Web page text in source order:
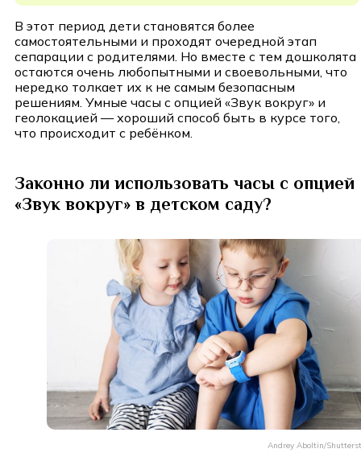
В этот период дети становятся более
самостоятельными и проходят очередной этап
сепарации с родителями. Но вместе с тем дошколята
остаются очень любопытными и своевольными, что
нередко толкает их к не самым безопасным
решениям. Умные часы с опцией «Звук вокруг» и
геолокацией — хороший способ быть в курсе того,
что происходит с ребёнком.
Законно ли использовать часы с опцией
«Звук вокруг» в детском саду?
Andrey Aboltin/